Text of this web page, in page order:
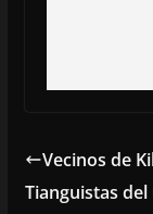
Vecinos de
Tianguistas